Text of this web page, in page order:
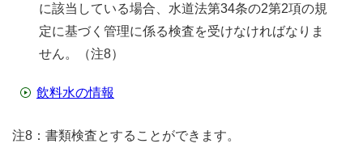
に該当している場合、水道法第34条の2第2項の規
定に基づく管理に係る検査を受けなければなりま
せん。（注8）
飲料水の情報
注8：書類検査とすることができます。